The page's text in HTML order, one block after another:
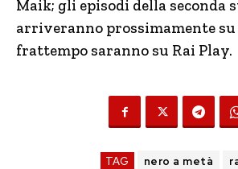
Maik; gli episodi della seconda
arriveranno prossimamente
frattempo saranno su Rai Play.
TAG nero a metà